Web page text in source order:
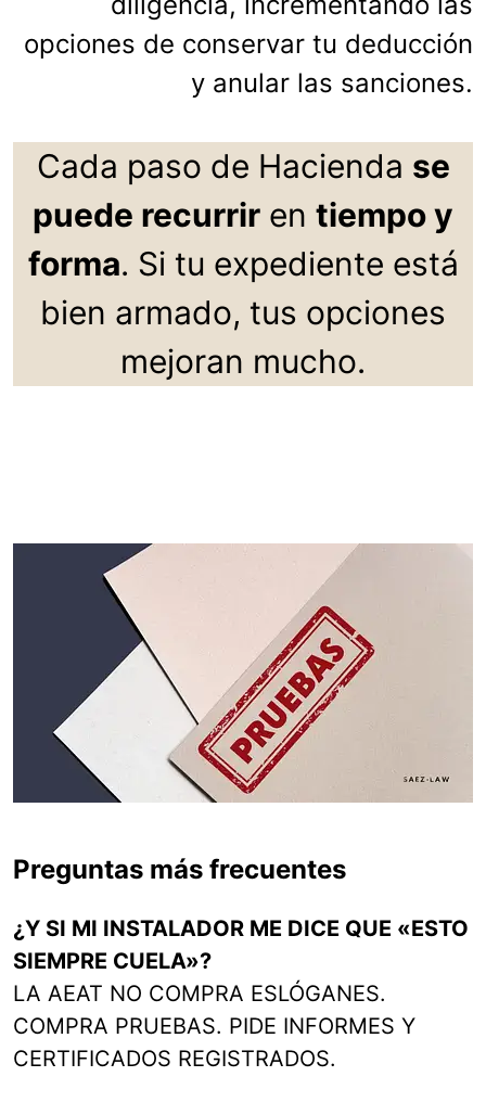
opciones de conservar tu deducción
y anular las sanciones.
Cada paso de Hacienda se
puede recurrir en tiempo y
forma. Si tu expediente está
bien armado, tus opciones
mejoran mucho.
Preguntas más frecuentes
¿Y SI MI INSTALADOR ME DICE QUE «ESTO
SIEMPRE CUELA»?
LA AEAT NO COMPRA ESLÓGANES.
COMPRA PRUEBAS. PIDE INFORMES Y
CERTIFICADOS REGISTRADOS.